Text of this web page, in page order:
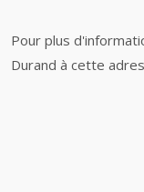
Pour plus
Durand à cette